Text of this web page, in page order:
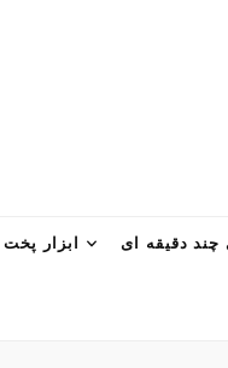
چند دقیقه ای ابزار پخت